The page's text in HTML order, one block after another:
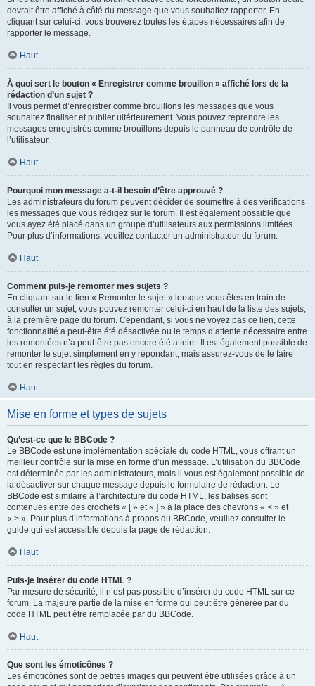
devrait être affiché à côté du message que vous souhaitez rapporter. En
cliquant sur celui-ci, vous trouverez toutes les étapes nécessaires afin de
rapporter le message.
Haut
À quoi sert le bouton « Enregistrer comme brouillon » affiché lors de la
rédaction d’un sujet ?
Il vous permet d’enregistrer comme brouillons les messages que vous
souhaitez finaliser et publier ultérieurement. Vous pouvez reprendre les
messages enregistrés comme brouillons depuis le panneau de contrôle de
l’utilisateur.
Haut
Pourquoi mon message a-t-il besoin d’être approuvé ?
Les administrateurs du forum peuvent décider de soumettre à des vérifications
les messages que vous rédigez sur le forum. Il est également possible que
vous ayez été placé dans un groupe d’utilisateurs aux permissions limitées.
Pour plus d’informations, veuillez contacter un administrateur du forum.
Haut
Comment puis-je remonter mes sujets ?
En cliquant sur le lien « Remonter le sujet » lorsque vous êtes en train de
consulter un sujet, vous pouvez remonter celui-ci en haut de la liste des sujets,
à la première page du forum. Cependant, si vous ne voyez pas ce lien, cette
fonctionnalité a peut-être été désactivée ou le temps d’attente nécessaire entre
les remontées n’a peut-être pas encore été atteint. Il est également possible de
remonter le sujet simplement en y répondant, mais assurez-vous de le faire
tout en respectant les règles du forum.
Haut
Mise en forme et types de sujets
Qu’est-ce que le BBCode ?
Le BBCode est une implémentation spéciale du code HTML, vous offrant un
meilleur contrôle sur la mise en forme d’un message. L’utilisation du BBCode
est déterminée par les administrateurs, mais il vous est également possible de
la désactiver sur chaque message depuis le formulaire de rédaction. Le
BBCode est similaire à l’architecture du code HTML, les balises sont
contenues entre des crochets « [ » et « ] » à la place des chevrons « < » et
« > ». Pour plus d’informations à propos du BBCode, veuillez consulter le
guide qui est accessible depuis la page de rédaction.
Haut
Puis-je insérer du code HTML ?
Par mesure de sécurité, il n’est pas possible d’insérer du code HTML sur ce
forum. La majeure partie de la mise en forme qui peut être générée par du
code HTML peut être remplacée par du BBCode.
Haut
Que sont les émoticônes ?
Les émoticônes sont de petites images qui peuvent être utilisées grâce à un